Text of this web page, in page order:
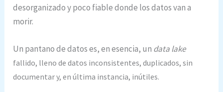
desorganizado y poco fiable donde los datos van a
morir.
Un pantano de datos es, en esencia, un data lake
fallido, lleno de datos inconsistentes, duplicados, sin
documentar y, en última instancia, inútiles.